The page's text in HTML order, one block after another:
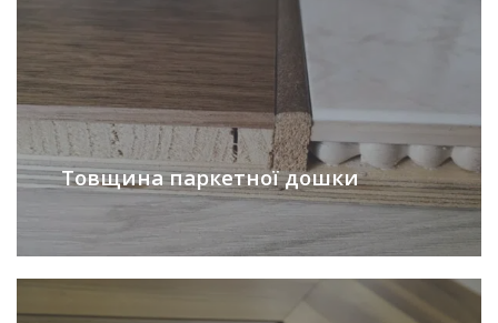
Товщина паркетної дошки